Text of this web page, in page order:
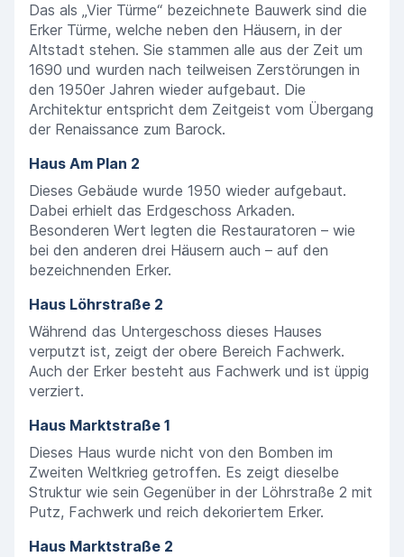
Das als „Vier Türme“ bezeichnete Bauwerk sind die
Erker Türme, welche neben den Häusern, in der
Altstadt stehen. Sie stammen alle aus der Zeit um
1690 und wurden nach teilweisen Zerstörungen in
den 1950er Jahren wieder aufgebaut. Die
Architektur entspricht dem Zeitgeist vom Übergang
der Renaissance zum Barock.
Haus Am Plan 2
Dieses Gebäude wurde 1950 wieder aufgebaut.
Dabei erhielt das Erdgeschoss Arkaden.
Besonderen Wert legten die Restauratoren – wie
bei den anderen drei Häusern auch – auf den
bezeichnenden Erker.
Haus Löhrstraße 2
Während das Untergeschoss dieses Hauses
verputzt ist, zeigt der obere Bereich Fachwerk.
Auch der Erker besteht aus Fachwerk und ist üppig
verziert.
Haus Marktstraße 1
Dieses Haus wurde nicht von den Bomben im
Zweiten Weltkrieg getroffen. Es zeigt dieselbe
Struktur wie sein Gegenüber in der Löhrstraße 2 mit
Putz, Fachwerk und reich dekoriertem Erker.
Haus Marktstraße 2